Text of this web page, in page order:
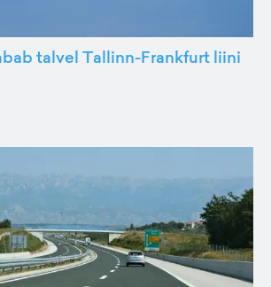
talvel Tallinn-Frankfurt liini